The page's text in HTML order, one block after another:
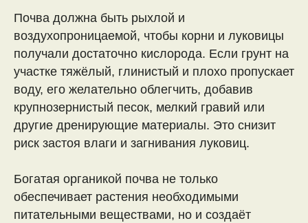
Почва должна быть рыхлой и
воздухопроницаемой, чтобы корни и луковицы
получали достаточно кислорода. Если грунт на
участке тяжёлый, глинистый и плохо пропускает
воду, его желательно облегчить, добавив
крупнозернистый песок, мелкий гравий или
другие дренирующие материалы. Это снизит
риск застоя влаги и загнивания луковиц.
Богатая органикой почва не только
обеспечивает растения необходимыми
питательными веществами, но и создаёт